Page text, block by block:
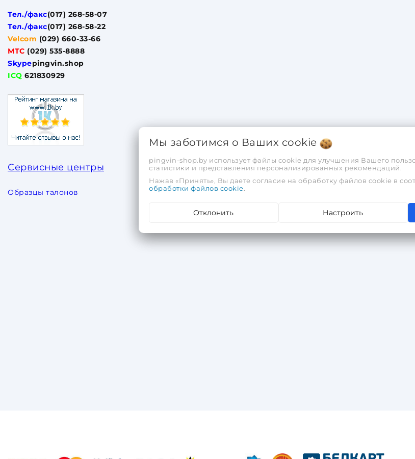
Тел./факс(017) 268-58-07
Тел./факс(017) 268-58-22
Velcom (029) 660-33-66
МТС (029) 535-8888
Skypepingvin.shop
ICQ 621830929
Сервисные центры
Образцы талонов
Мы заботимся о Ваших cookie
pingvin-shop.by использует файлы cookie для улучшения Вашего
статистики и представления персонализированных рекомендаций.
Нажав «Принять», Вы даете согласие на обработку файлов cookie в
обработки файлов cookie.
Отклонить Настроить